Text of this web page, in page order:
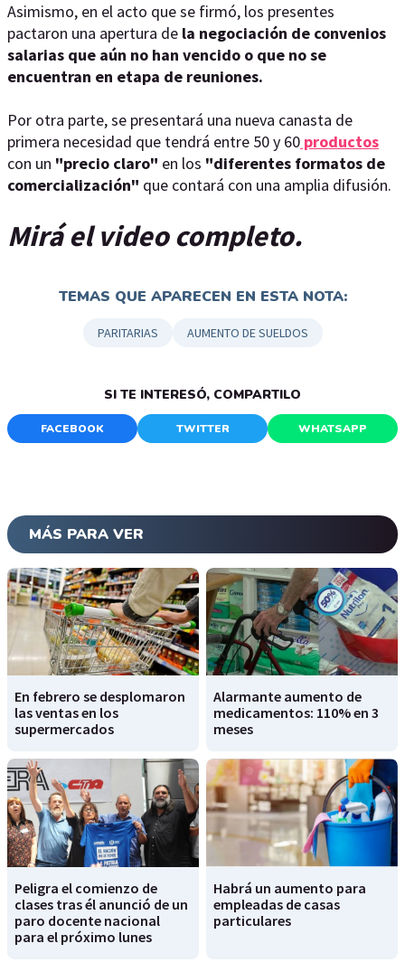
Asimismo, en el acto que se firmó, los presentes
pactaron una apertura de la negociación de convenios
salarias que aún no han vencido o que no se
encuentran en etapa de reuniones.
Por otra parte, se presentará una nueva canasta de
primera necesidad que tendrá entre 50 y 60 productos
con un "precio claro" en los "diferentes formatos de
comercialización" que contará con una amplia difusión.
Mirá el video completo.
TEMAS QUE APARECEN EN ESTA NOTA:
PARITARIAS AUMENTO DE SUELDOS
SI TE INTERESÓ, COMPARTILO
FACEBOOK TWITTER WHATSAPP
MÁS PARA VER
En febrero se desplomaron
las ventas en los
supermercados
Alarmante aumento de
medicamentos: 110% en 3
meses
Peligra el comienzo de
clases tras él anunció de un
paro docente nacional
para el próximo lunes
Habrá un aumento para
empleadas de casas
particulares